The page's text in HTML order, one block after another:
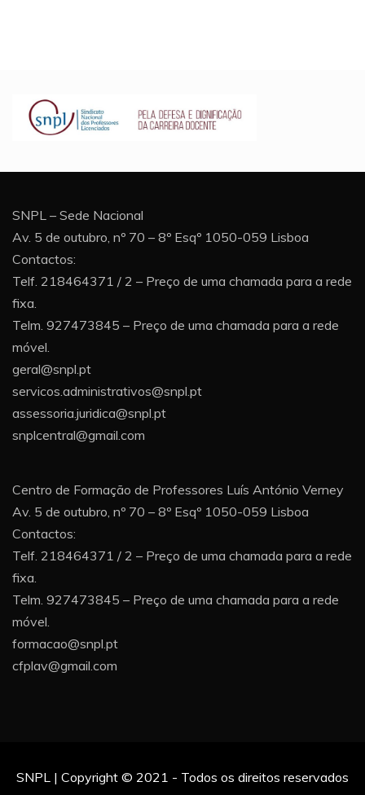
SNPL – Sede Nacional
Av. 5 de outubro, nº 70 – 8º Esqº 1050-059 Lisboa
Contactos:
Telf. 218464371 / 2 – Preço de uma chamada para a rede
fixa.
Telm. 927473845 – Preço de uma chamada para a rede
móvel.
geral@snpl.pt
servicos.administrativos@snpl.pt
assessoria.juridica@snpl.pt
snplcentral@gmail.com
Centro de Formação de Professores Luís António Verney
Av. 5 de outubro, nº 70 – 8º Esqº 1050-059 Lisboa
Contactos:
Telf. 218464371 / 2 – Preço de uma chamada para a rede
fixa.
Telm. 927473845 – Preço de uma chamada para a rede
móvel.
formacao@snpl.pt
cfplav@gmail.com
SNPL | Copyright © 2021 - Todos os direitos reservados